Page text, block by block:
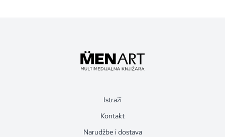
Istraži
Kontakt
Narudžbe i dostava